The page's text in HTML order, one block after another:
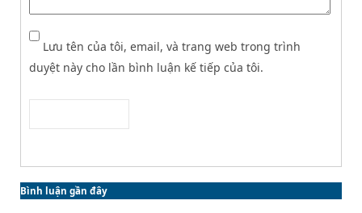
Lưu tên của tôi, email, và trang web trong trình
duyệt này cho lần bình luận kế tiếp của tôi.
Bình luận gần đây